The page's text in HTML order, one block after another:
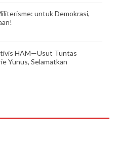
untuk Demokrasi,
HAM—Usut Tuntas
Yunus, Selamatkan